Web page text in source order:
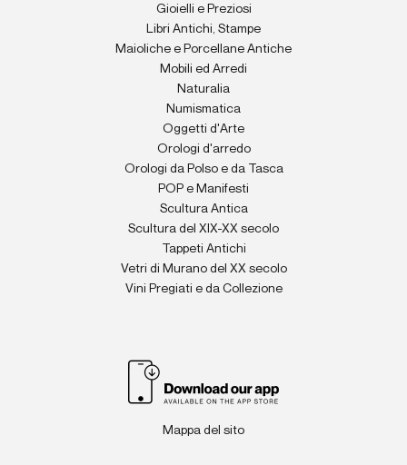
Gioielli e Preziosi
Libri Antichi, Stampe
Maioliche e Porcellane Antiche
Mobili ed Arredi
Naturalia
Numismatica
Oggetti d'Arte
Orologi d'arredo
Orologi da Polso e da Tasca
POP e Manifesti
Scultura Antica
Scultura del XIX-XX secolo
Tappeti Antichi
Vetri di Murano del XX secolo
Vini Pregiati e da Collezione
Mappa del sito